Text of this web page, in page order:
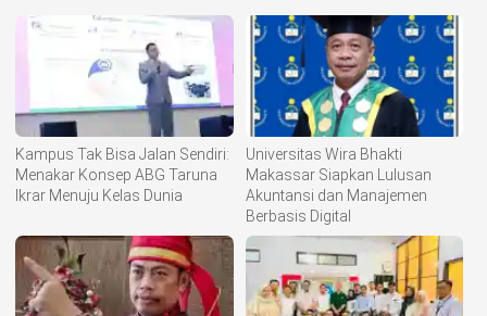
Kampus Tak Bisa Jalan Sendiri:
Menakar Konsep ABG Taruna
Ikrar Menuju Kelas Dunia
Universitas Wira Bhakti
Makassar Siapkan Lulusan
Akuntansi dan Manajemen
Berbasis Digital